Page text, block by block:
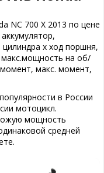
NC 700 X 2013 по цене
х ход поршня,
на об/
макс. момент,
в России
мотоцикл.
мощность
средней